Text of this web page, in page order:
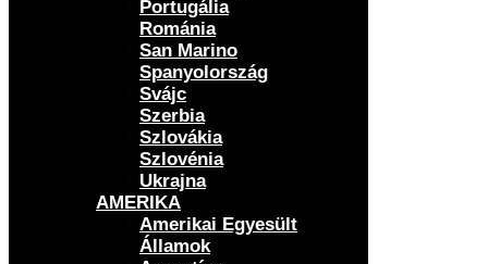
Portugália
Románia
San Marino
Spanyolország
Svájc
Szerbia
Szlovákia
Szlovénia
Ukrajna
AMERIKA
Amerikai Egyesült
Államok